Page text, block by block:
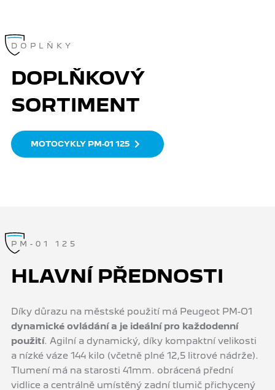
DOPLŇKY
DOPLŇKOVÝ
SORTIMENT
MOTOCYKLY PM-01 125
PM-01 125
HLAVNÍ PŘEDNOSTI
Díky důrazu na městské použití má Peugeot PM-O1
dynamické ovládání a je ideální pro každodenní
použití. Agilní a dynamický, díky kompaktní velikosti
a nízké váze 144 kilo (včetně plné 12,5 litrové nádrže).
Tlumení má na starosti 41mm. obrácená přední
vidlice a centrálně umístěný zadní tlumič přichycený